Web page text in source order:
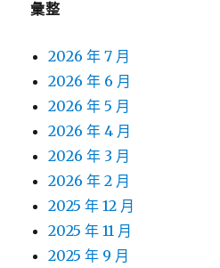
彙整
2026 年 7 月
2026 年 6 月
2026 年 5 月
2026 年 4 月
2026 年 3 月
2026 年 2 月
2025 年 12 月
2025 年 11 月
2025 年 9 月